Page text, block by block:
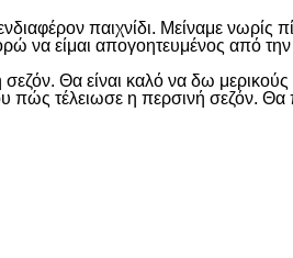
παιχνίδι. Μείναμε νωρίς
να είμαι απογοητευμένος
Θα είναι καλό να δω
πώς τέλειωσε η περσινή σεζόν.